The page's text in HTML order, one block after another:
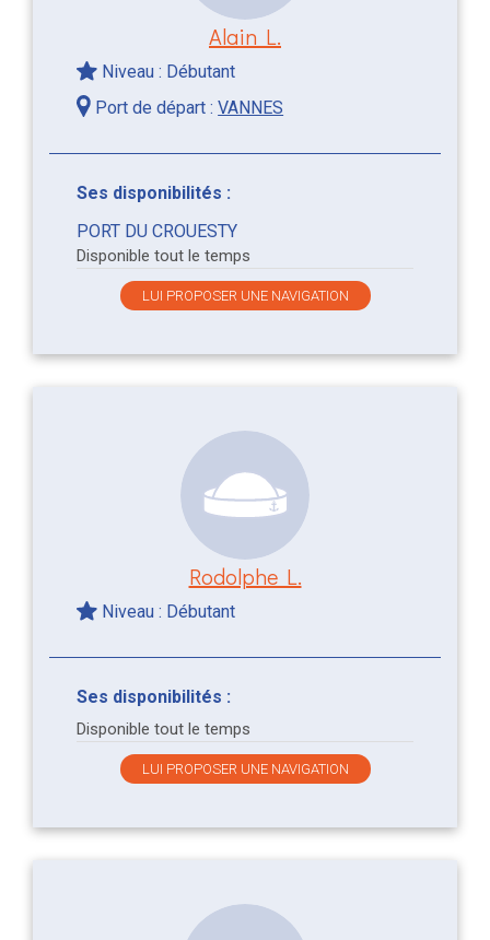
Alain L.
Niveau : Débutant
Port de départ :VANNES
Ses disponibilités :
PORT DU CROUESTY
Disponible tout le temps
LUI PROPOSER UNE NAVIGATION
Rodolphe L.
Niveau : Débutant
Ses disponibilités :
Disponible tout le temps
LUI PROPOSER UNE NAVIGATION